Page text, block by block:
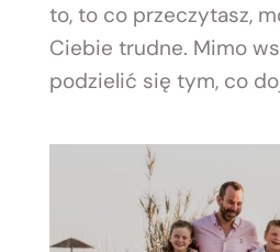
to, to co przeczytasz,
Ciebie trudne. Mimo
podzielić się tym, co